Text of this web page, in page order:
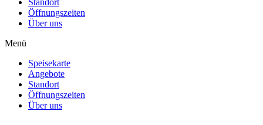
Standort
Öffnungszeiten
Über uns
Menü
Speisekarte
Angebote
Standort
Öffnungszeiten
Über uns